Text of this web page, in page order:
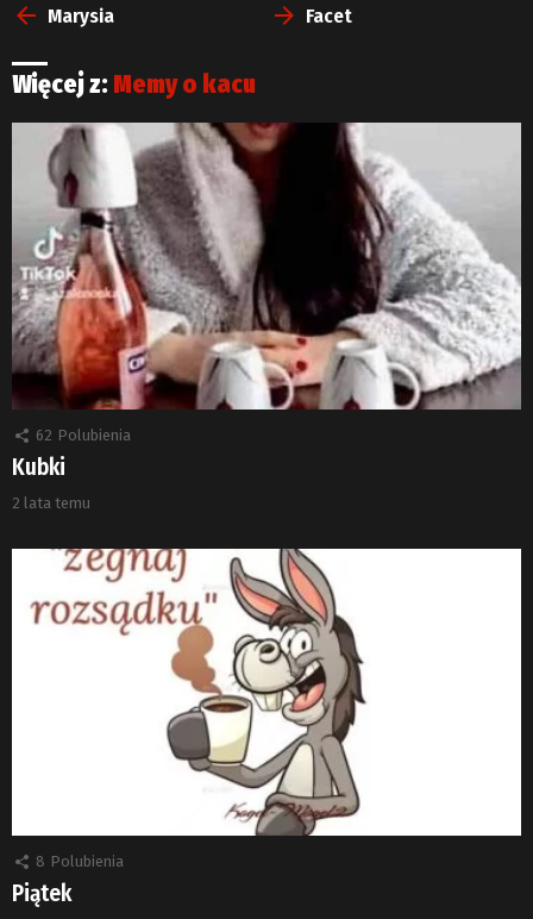
więcejMarysia Facet
Więcej z: Memy o kacu
62 Polubienia
Kubki
2 lata temu
8 Polubienia
Piątek